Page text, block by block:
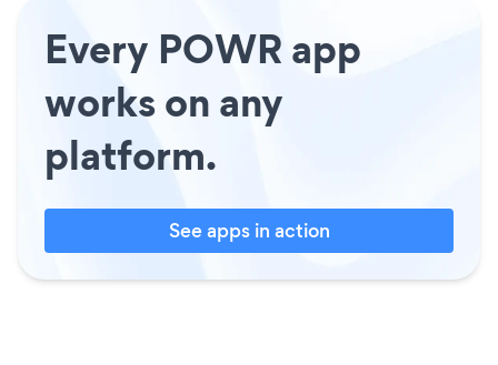
Every POWR app
works on any
platform.
See apps in action